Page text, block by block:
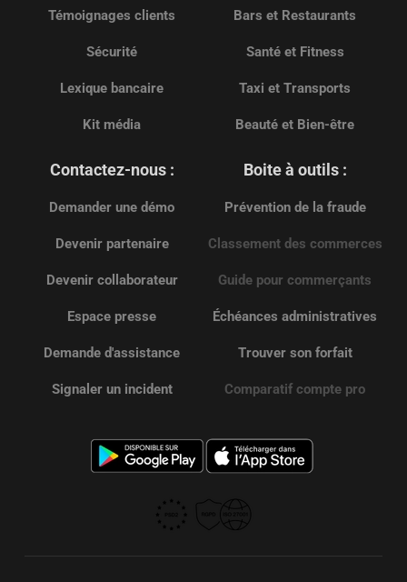
Témoignages clients
Sécurité
Lexique bancaire
Kit média
Bars et Restaurants
Santé et Fitness
Taxi et Transports
Beauté et Bien-être
Contactez-nous :
Demander une démo
Devenir partenaire
Devenir collaborateur
Espace presse
Demande d'assistance
Signaler un incident
Boite à outils :
Prévention de la fraude
Classement des commerces
Guide pour commerçants
Échéances administratives
Trouver son forfait
Comparatif compte pro